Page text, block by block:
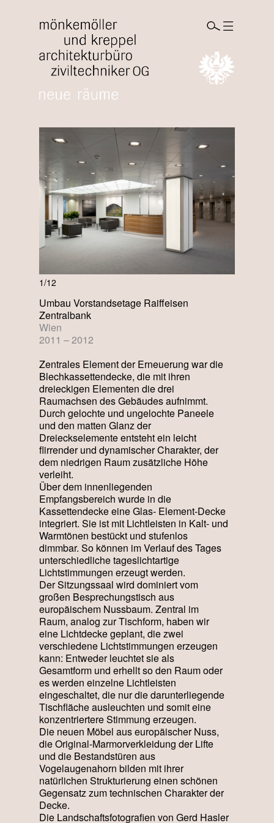
1/12
Umbau Vorstandsetage Raiffeisen
Zentralbank
Wien
2011 – 2012
Zentrales Element der Erneuerung war die
Blechkassettendecke, die mit ihren
dreieckigen Elementen die drei
Raumachsen des Gebäudes aufnimmt.
Durch gelochte und ungelochte Paneele
und den matten Glanz der
Dreieckselemente entsteht ein leicht
flirrender und dynamischer Charakter, der
dem niedrigen Raum zusätzliche Höhe
verleiht.
Über dem innenliegenden
Empfangsbereich wurde in die
Kassettendecke eine Glas- Element-Decke
integriert. Sie ist mit Lichtleisten in Kalt- und
Warmtönen bestückt und stufenlos
dimmbar. So können im Verlauf des Tages
unterschiedliche tageslichtartige
Lichtstimmungen erzeugt werden.
Der Sitzungssaal wird dominiert vom
großen Besprechungstisch aus
europäischem Nussbaum. Zentral im
Raum, analog zur Tischform, haben wir
eine Lichtdecke geplant, die zwei
verschiedene Lichtstimmungen erzeugen
kann: Entweder leuchtet sie als
Gesamtform und erhellt so den Raum oder
es werden einzelne Lichtleisten
eingeschaltet, die nur die darunterliegende
Tischfläche ausleuchten und somit eine
konzentriertere Stimmung erzeugen.
Die neuen Möbel aus europäischer Nuss,
die Original-Marmorverkleidung der Lifte
und die Bestandstüren aus
Vogelaugenahorn bilden mit ihrer
natürlichen Strukturierung einen schönen
Gegensatz zum technischen Charakter der
Decke.
Die Landschaftsfotografien von Gerd Hasler